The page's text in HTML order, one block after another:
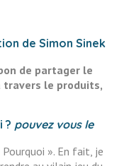
de Simon Sinek
de partager le
travers le produits,
? pouvez vous le
». En fait, je